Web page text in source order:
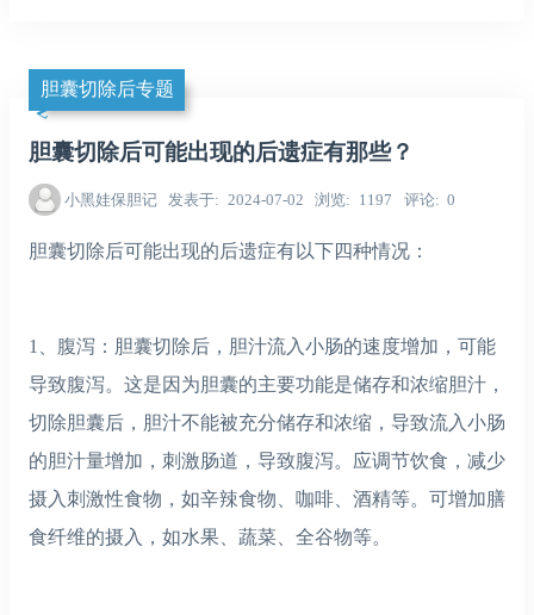
胆囊切除后专题
胆囊切除后可能出现的后遗症有那些？
小黑娃保胆记 发表于 2024-07-02 浏览 1197 评论 0
胆囊切除后可能出现的后遗症有以下四种情况：
1、腹泻：胆囊切除后，胆汁流入小肠的速度增加，可能
导致腹泻。这是因为胆囊的主要功能是储存和浓缩胆汁，
切除胆囊后，胆汁不能被充分储存和浓缩，导致流入小肠
的胆汁量增加，刺激肠道，导致腹泻。应调节饮食，减少
摄入刺激性食物，如辛辣食物、咖啡、酒精等。可增加膳
食纤维的摄入，如水果、蔬菜、全谷物等。